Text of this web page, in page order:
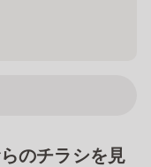
のチラシを見